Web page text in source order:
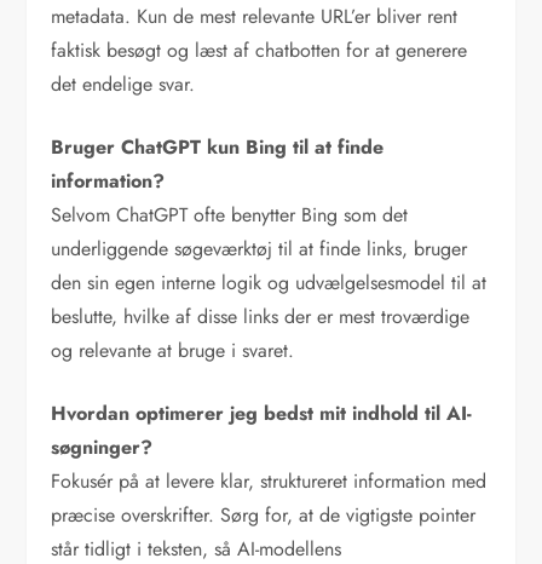
metadata. Kun de mest relevante URL’er bliver rent
faktisk besøgt og læst af chatbotten for at generere
det endelige svar.
Bruger ChatGPT kun Bing til at finde
information?
Selvom ChatGPT ofte benytter Bing som det
underliggende søgeværktøj til at finde links, bruger
den sin egen interne logik og udvælgelsesmodel til at
beslutte, hvilke af disse links der er mest troværdige
og relevante at bruge i svaret.
Hvordan optimerer jeg bedst mit indhold til AI-
søgninger?
Fokusér på at levere klar, struktureret information med
præcise overskrifter. Sørg for, at de vigtigste pointer
står tidligt i teksten, så AI-modellens